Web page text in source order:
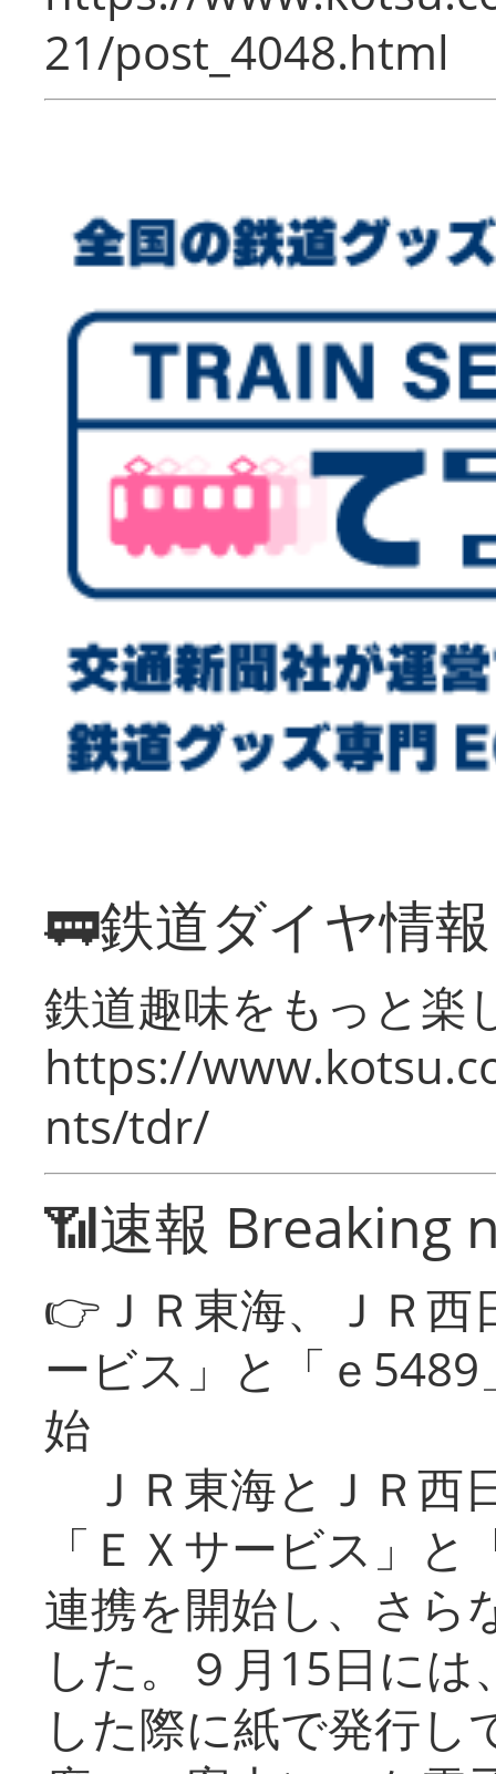
21/post_4048.html
🚃鉄道ダイヤ情
鉄道趣味をもっと楽
https://
nts/tdr/
📶速報 Breaking
👉ＪＲ東海、ＪＲ
ービス」と「ｅ
始
ＪＲ東海とＪＲ西
「ＥＸサービス」
連携を開始し、さら
した。９月15日に
した際に紙で発行し